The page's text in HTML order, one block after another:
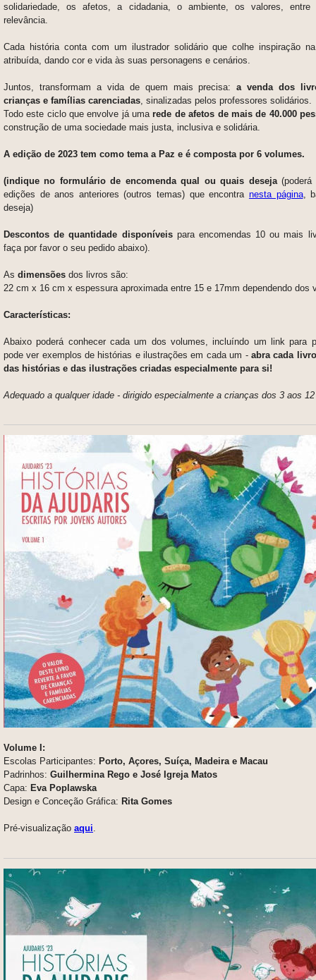
solidariedade, os afetos, a cidadania, o ambiente, os valores, entre
relevância.
Cada história conta com um ilustrador solidário que colhe inspiração
atribuída, dando cor e vida às suas personagens e cenários.
Juntos, transformam a vida de quem mais precisa:a venda dos
crianças e famílias carenciadas , sinalizadas pelos professores solidários.
Todo este ciclo que envolve já umarede de afetos de mais de 40.000
construção de uma sociedade mais justa, inclusiva e solidária.
A edição de 2023 tem como tema a Paz e é composta por 6 volumes.
(indique no formulário de encomenda qual ou quais deseja
edições de anos anteriores (outros temas) que encontra nesta página,
deseja)
Descontos de quantidade disponíveispara encomendas 10 ou mais
faça por favor o seu pedido abaixo).
As dimensões dos livros são:
22 cm x 16 cm x espessura aproximada entre 15 e 17mm dependendo dos
Características:
Abaixo poderá conhecer cada um dos volumes, incluíndo um link para
pode ver exemplos de histórias e ilustrações em cada um - abra cada
das histórias e das ilustrações criadas especialmente para si!
Adequado a qualquer idade - dirigido especialmente a crianças dos 3 aos
Volume I:
Escolas Participantes: Porto, Açores, Suíça, Madeira e Macau
Padrinhos: Guilhermina Rego e José Igreja Matos
Capa: Eva Poplawska
Design e Conceção Gráfica: Rita Gomes
Pré-visualização aqui.